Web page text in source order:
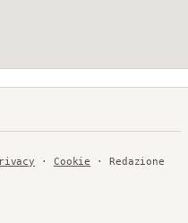
· Cookie · Redazione